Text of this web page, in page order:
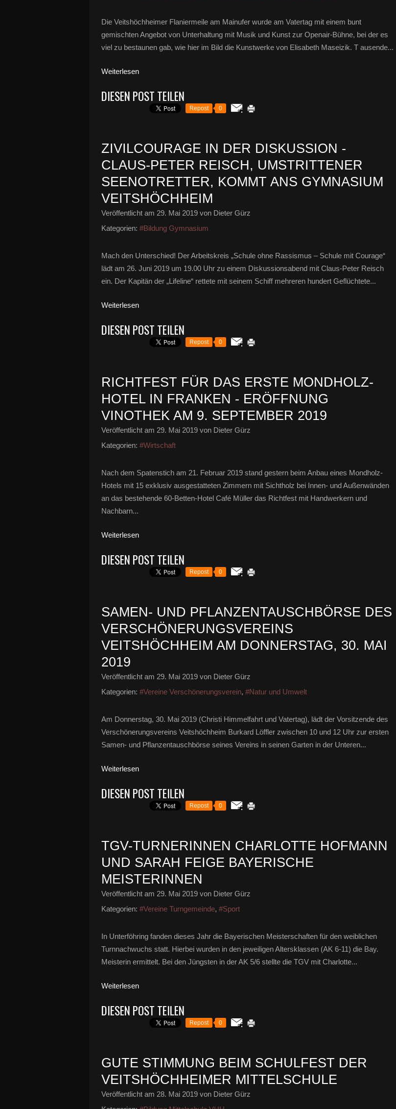
Die Veitshöchheimer Flaniermeile am Mainufer wurde am Vatertag mit einem bunt
gemischten Angebot von Unterhaltung mit Musik und Kunst zur Openair-Bühne, bei der es
viel zu bestaunen gab, wie hier im Bild die Kunstwerke von Elisabeth Maseizik. T ausende...
Weiterlesen
DIESEN POST TEILEN
Repost 0
ZIVILCOURAGE IN DER DISKUSSION -
CLAUS-PETER REISCH, UMSTRITTENER
SEENOTRETTER, KOMMT ANS GYMNASIUM
VEITSHÖCHHEIM
Veröffentlicht am 29. Mai 2019 von Dieter Gürz
Kategorien: #Bildung Gymnasium
Mach den Unterschied! Der Arbeitskreis „Schule ohne Rassismus – Schule mit Courage“
lädt am 26. Juni 2019 um 19.00 Uhr zu einem Diskussionsabend mit Claus-Peter Reisch
ein. Der Kapitän der „Lifeline“ rettete mit seinem Schiff mehreren hundert Geflüchtete...
Weiterlesen
DIESEN POST TEILEN
Repost 0
RICHTFEST FÜR DAS ERSTE MONDHOLZ-
HOTEL IN FRANKEN - ERÖFFNUNG
VINOTHEK AM 9. SEPTEMBER 2019
Veröffentlicht am 29. Mai 2019 von Dieter Gürz
Kategorien: #Wirtschaft
Nach dem Spatenstich am 21. Februar 2019 stand gestern beim Anbau eines Mondholz-
Hotels mit 15 exklusiv ausgestatteten Zimmern mit Sichtholz bei Innen- und Außenwänden
an das bestehende 60-Betten-Hotel Café Müller das Richtfest mit Handwerkern und
Nachbarn...
Weiterlesen
DIESEN POST TEILEN
Repost 0
SAMEN- UND PFLANZENTAUSCHBÖRSE DES
VERSCHÖNERUNGSVEREINS
VEITSHÖCHHEIM AM DONNERSTAG, 30. MAI
2019
Veröffentlicht am 29. Mai 2019 von Dieter Gürz
Kategorien: #Vereine Verschönerungsverein, #Natur und Umwelt
Am Donnerstag, 30. Mai 2019 (Christi Himmelfahrt und Vatertag), lädt der Vorsitzende des
Verschönerungsvereins Veitshöchheim Burkard Löffler zwischen 10 und 12 Uhr zur ersten
Samen- und Pflanzentauschbörse seines Vereins in seinen Garten in der Unteren...
Weiterlesen
DIESEN POST TEILEN
Repost 0
TGV-TURNERINNEN CHARLOTTE HOFMANN
UND SARAH FEIGE BAYERISCHE
MEISTERINNEN
Veröffentlicht am 29. Mai 2019 von Dieter Gürz
Kategorien: #Vereine Turngemeinde, #Sport
In Unterföhring fanden dieses Jahr die Bayerischen Meisterschaften für den weiblichen
Turnnachwuchs statt. Hierbei wurden in den jeweiligen Altersklassen (AK 6-11) die Bay.
Meisterin ermittelt. Bei den Jüngsten in der AK 5/6 stellte die TGV mit Charlotte...
Weiterlesen
DIESEN POST TEILEN
Repost 0
GUTE STIMMUNG BEIM SCHULFEST DER
VEITSHÖCHHEIMER MITTELSCHULE
Veröffentlicht am 28. Mai 2019 von Dieter Gürz